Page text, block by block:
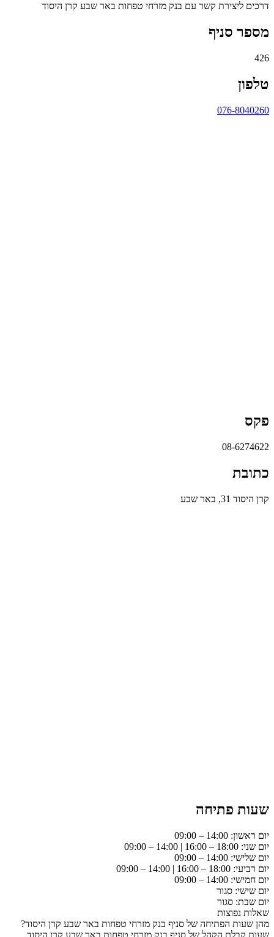
דרכים ליצירת קשר עם בנק מזרחי טפחות באר שבע קרן היסוד
מספר סניף
426
טלפון
076-8040260
פקס
08-6274622
כתובת
קרן היסוד 31, באר שבע
שעות פתיחה
יום ראשון: 14:00 – 09:00
יום שני: 18:00 – 16:00 | 14:00 – 09:00
יום שלישי: 14:00 – 09:00
יום רביעי: 18:00 – 16:00 | 14:00 – 09:00
יום חמישי: 14:00 – 09:00
יום שישי: סגור
יום שבת: סגור
שאלות נפוצות
מהן שעות הפתיחה של סניף בנק מזרחי טפחות באר שבע קרן היסוד?
שעות קבלת הקהל של סניף בנק מזרחי טפחות באר שבע קרן היסוד